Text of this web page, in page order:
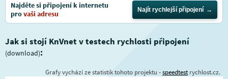
Najděte si připojení k internetu
provaši adresu Najít rychlejší připojení
Jak si stojí KnVnet v testech rychlosti připojení
(download):
Grafy vychází ze statistik tohoto projektu -speedtestrychlost.cz.